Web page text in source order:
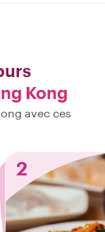
Kong
avec ces
2